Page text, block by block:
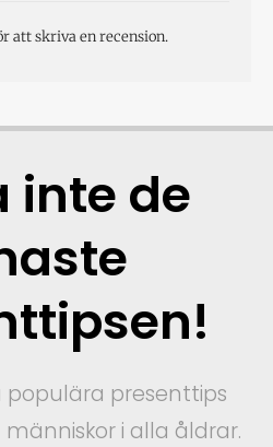
att skriva en recension.
inte de
populära presenttips
i alla åldrar.